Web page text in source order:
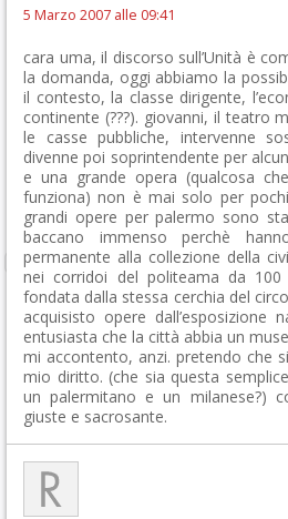
5 Marzo 2007 alle 09:41
cara uma, il discorso sull’Unità è
la domanda, oggi abbiamo la
il contesto, la classe dirigente,
continente (???). giovanni, il teatro
le casse pubbliche, intervenne
divenne poi soprintendente per
e una grande opera (qualcosa
funziona) non è mai solo per
grandi opere per palermo sono
baccano immenso perchè
permanente alla collezione della
nei corridoi del politeama da 100
fondata dalla stessa cerchia del
acquisisto opere dall’esposizione
entusiasta che la città abbia un
mi accontento, anzi. pretendo che
mio diritto. (che sia questa
un palermitano e un milanese?)
giuste e sacrosante.